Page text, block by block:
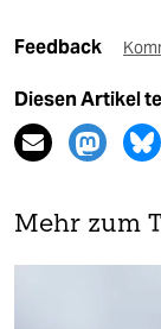
Feedback
Diesen Artikel
Mehr zum